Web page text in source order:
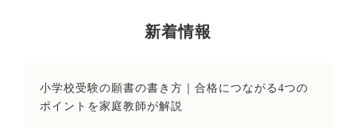
新着情報
小学校受験の願書の書き方｜合格につながる4つの
ポイントを家庭教師が解説